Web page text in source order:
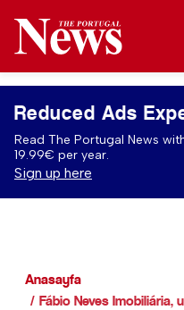
Reduced Ads
Read The Portugal News
19.99€ per year.
Sign up here
Anasayfa
Fábio Neves Imobiliária,